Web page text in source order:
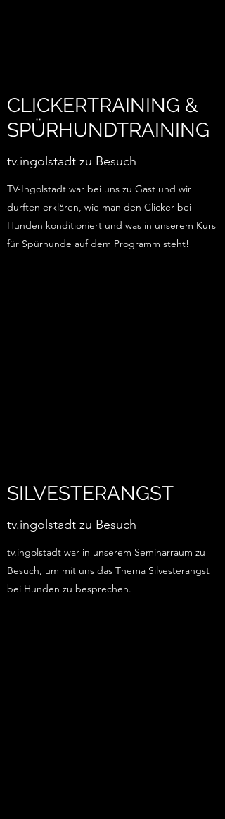
CLICKERTRAINING &
SPÜRHUNDTRAINING
tv.ingolstadt zu Besuch
TV-Ingolstadt war bei uns zu Gast und wir
durften erklären, wie man den Clicker bei
Hunden konditioniert und was in unserem Kurs
für Spürhunde auf dem Programm steht!
SILVESTERANGST
tv.ingolstadt zu Besuch
tv.ingolstadt war in unserem Seminarraum zu
Besuch, um mit uns das Thema Silvesterangst
bei Hunden zu besprechen.